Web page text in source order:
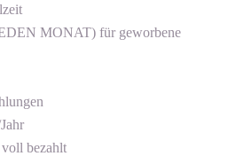
MONAT) für geworbene
bezahlt